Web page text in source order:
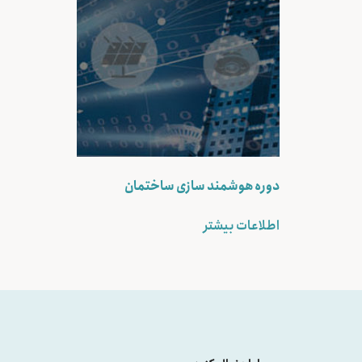
دوره هوشمند سازی ساختمان
اطلاعات بیشتر